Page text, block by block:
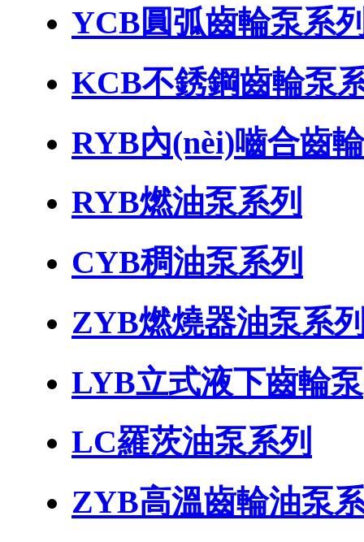
YCB圓弧齒輪泵系
KCB不銹鋼齒輪泵
RYB內(nèi)嚙合齒
RYB燃油泵系列
CYB稠油泵系列
ZYB燃燒器油泵系
LYB立式液下齒輪泵
LC羅茨油泵系列
ZYB高溫齒輪油泵